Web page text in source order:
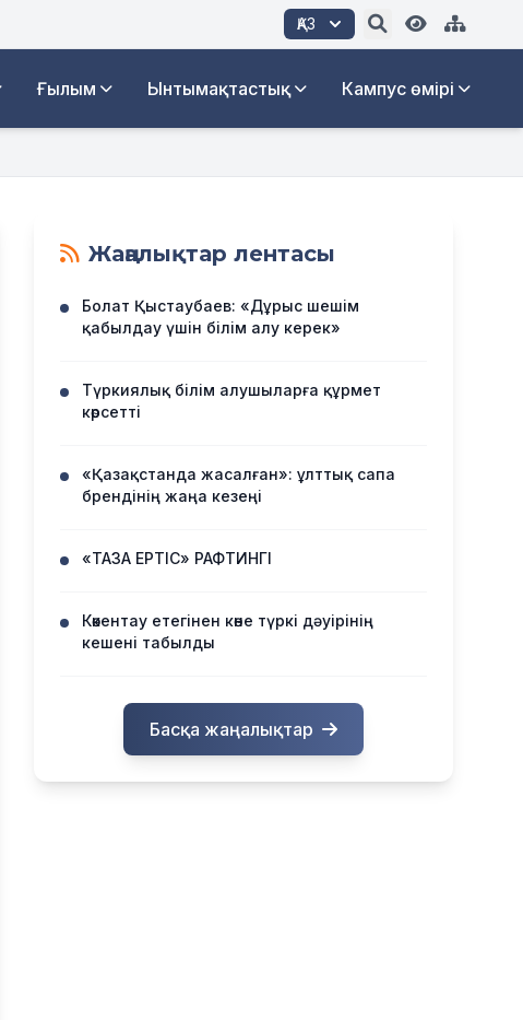
ҚАЗ
Ғылым Ынтымақтастық Кампус өмірі
Жаңалықтар лентасы
Болат Қыстаубаев: «Дұрыс шешім
қабылдау үшін білім алу керек»
Түркиялық білім алушыларға құрмет
көрсетті
«Қазақстанда жасалған»: ұлттық сапа
брендінің жаңа кезеңі
«ТАЗА ЕРТІС» РАФТИНГІ
Көкентау етегінен көне түркі дәуірінің
кешені табылды
Басқа жаңалықтар